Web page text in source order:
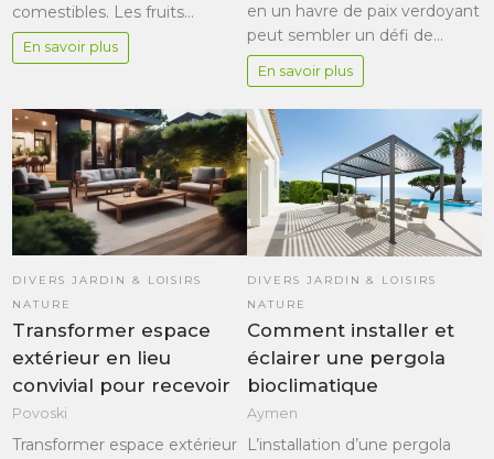
comestibles. Les fruits…
En savoir plus
en un havre de paix verdoyant
peut sembler un défi de…
En savoir plus
DIVERS JARDIN & LOISIRS
NATURE
Transformer espace
extérieur en lieu
convivial pour recevoir
Povoski
Transformer espace extérieur
DIVERS JARDIN & LOISIRS
NATURE
Comment installer et
éclairer une pergola
bioclimatique
Aymen
L’installation d’une pergola